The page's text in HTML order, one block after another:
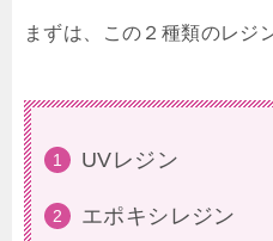
まずは、この２種類のレジ
UVレジン
エポキシレジン